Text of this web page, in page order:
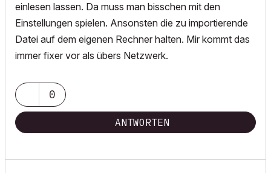
einlesen lassen. Da muss man bisschen mit den
Einstellungen spielen. Ansonsten die zu importierende
Datei auf dem eigenen Rechner halten. Mir kommt das
immer fixer vor als übers Netzwerk.
0
ANTWORTEN